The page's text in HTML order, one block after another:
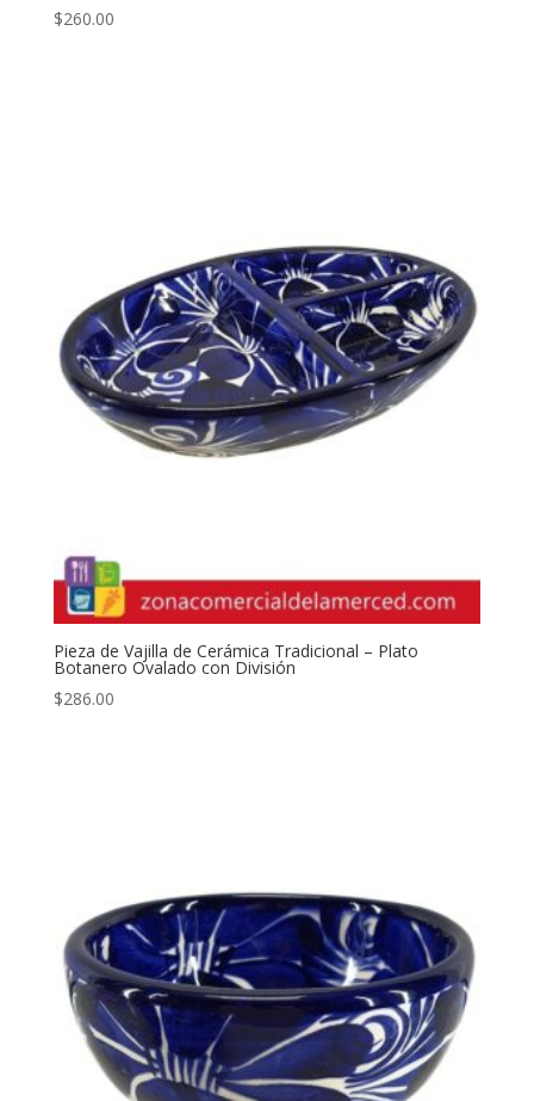
$260.00
Pieza de Vajilla de Cerámica Tradicional – Plato
Botanero Ovalado con División
$286.00